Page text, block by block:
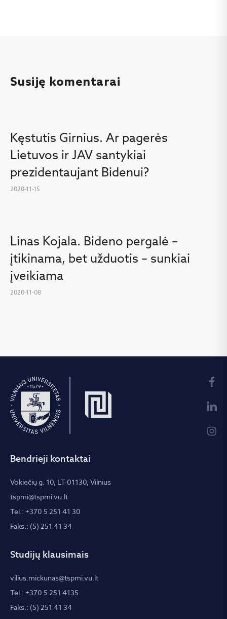
Susiję komentarai
Kęstutis Girnius. Ar pagerės
Lietuvos ir JAV santykiai
prezidentaujant Bidenui?
2020-11-15
Linas Kojala. Bideno pergalė –
įtikinama, bet užduotis – sunkiai
įveikiama
2020-11-08
Bendrieji kontaktai
Vokiečių g. 10, LT-01130, Vilnius
tspmi@tspmi.vu.lt
Tel.: +370 5 251 41 30
Faks.: (5) 251 41 34
Studijų klausimais
vilius.mickunas@tspmi.vu.lt
Tel.: +370 5 251 4135
Faks.: (5) 251 41 34